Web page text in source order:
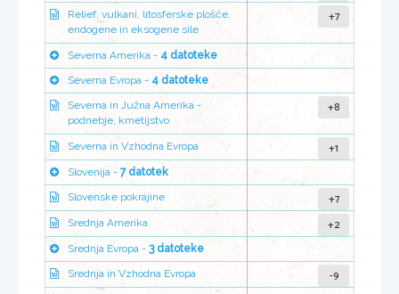
Relief, vulkani, litosferske plošče,
endogene in eksogene sile
+7
Severna Amerika - 4 datoteke
Severna Evropa - 4 datoteke
Severna in Južna Amerika -
podnebje, kmetijstvo
+8
Severna in Vzhodna Evropa +1
Slovenija - 7 datotek
Slovenske pokrajine
+7
Srednja Amerika +2
Srednja Evropa - 3 datoteke
Srednja in Vzhodna Evropa
-9